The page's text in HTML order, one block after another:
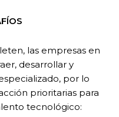
las empresas en
desarrollar y
por lo
prioritarias para
tecnológico: